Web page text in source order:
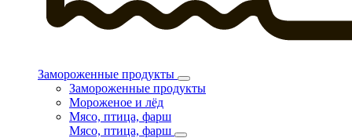
Замороженные продукты
Замороженные продукты
Мороженое и лёд
Мясо, птица, фарш
Мясо, птица, фарш